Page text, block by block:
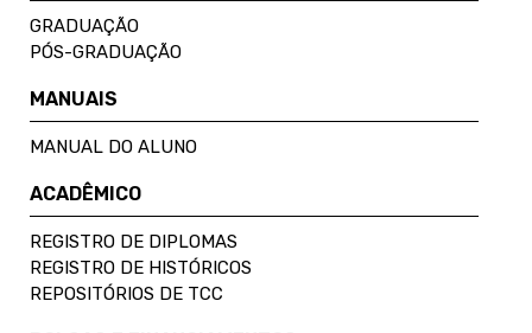
GRADUAÇÃO
PÓS-GRADUAÇÃO
MANUAIS
MANUAL DO ALUNO
ACADÊMICO
REGISTRO DE DIPLOMAS
REGISTRO DE HISTÓRICOS
REPOSITÓRIOS DE TCC